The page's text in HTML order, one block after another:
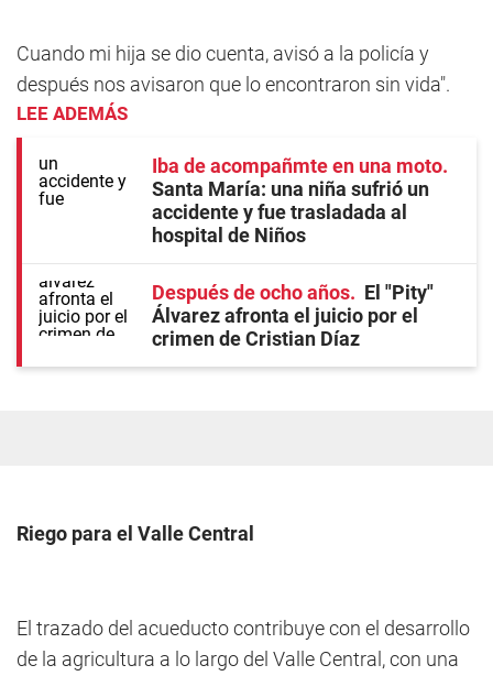
Cuando mi hija se dio cuenta, avisó a la policía y
después nos avisaron que lo encontraron sin vida".
LEE ADEMÁS
Iba de acompañmte en una moto
Santa María: una niña sufrió un
accidente y fue trasladada al
hospital de Niños
Después de ocho años
El "Pity"
Álvarez afronta el juicio por el
crimen de Cristian Díaz
Riego para el Valle Central
El trazado del acueducto contribuye con el desarrollo
de la agricultura a lo largo del Valle Central, con una